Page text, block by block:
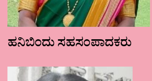
ಹನಿಬಿಂದು ಸಹಸಂಪಾದಕರು